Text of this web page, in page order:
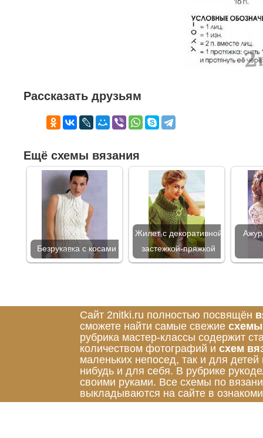
Рассказать друзьям
Ещё схемы вязания
Безрукавка с косами
Жилет с декоративной
застежкой-пряжкой
Сайт 2nitki.ru полностью посвящён
сможете найти самые свежие схемы
рубрика мастер-классы содержит
количеством фотографий и схем
маленьких непосед, так и для
нибудь и для себя. В рубрике
своими руками. Все схемы по
выкладываются на сайте в